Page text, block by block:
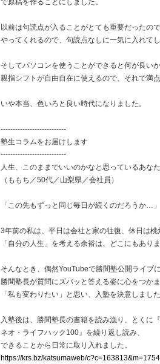
で原稿を作ることにしました。
以前は句読点が入ることがとても重要だったの
やってくれるので、句読点なしに一気に入れて
そしてパソコンを使うことができると何が良い
親指シフトが自由自在に使えるので、それで満点
いや本当、色いろと良い時代になりました。
---------------------------
塾生コラムをお届けします
---------------------------
人生、このままでいいのかなと思っているあな
（ももち／50代／山梨県／会社員）
「この先もずっと同じ毎日が続くのだろうか…」
3年前の私は、平日は会社と家の往復、休日は桃
「自分の人生」を考える余裕は、どこにもあり
そんなとき、偶然YouTubeで勝間塾公開ライブ
勝間塾長が質問にズバッと答える姿に心をつか
「私も変わりたい」と思い、入塾を決意しました
入塾後は、勝間塾長の書籍を読み漁り、とくに
ネオ・ライフハック100』を繰り返し読み、
できることから日常に取り入れました。
https://krs.bz/katsumaweb/